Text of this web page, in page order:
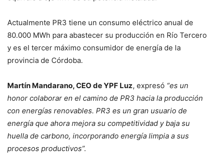
Actualmente PR3 tiene un consumo eléctrico anual de
80.000 MWh para abastecer su producción en Río Tercero
y es el tercer máximo consumidor de energía de la
provincia de Córdoba.
Martín Mandarano, CEO de YPF Luz, expresó “es un
honor colaborar en el camino de PR3 hacia la producción
con energías renovables. PR3 es un gran usuario de
energía que ahora mejora su competitividad y baja su
huella de carbono, incorporando energía limpia a sus
procesos productivos”.